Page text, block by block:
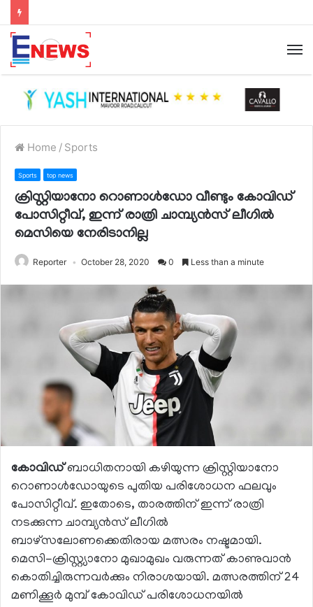
Home / Sports
Sports top news
ക്രിസ്റ്റിയാനോ റൊണാള്‍ഡോ വീണ്ടും കോവിഡ്
പോസിറ്റീവ്, ഇന്ന് രാത്രി ചാമ്പ്യന്‍സ് ലീഗില്‍
മെസിയെ നേരിടാനില്ല
Reporter October 28, 2020 0 Less than a minute
കോവിഡ്ബാധിതനായി കഴിയുന്ന ക്രിസ്റ്റിയാനോ
റൊണാള്‍ഡോയുടെ പുതിയ പരിശോധന ഫലവും
പോസിറ്റീവ്. ഇതോടെ, താരത്തിന് ഇന്ന് രാത്രി
നടക്കുന്ന ചാമ്പ്യന്‍സ് ലീഗില്‍
ബാഴ്‌സലോണക്കെതിരായ മത്സരം നഷ്ടമായി.
മെസി-ക്രിസ്റ്റ്യാനോ മുഖാമുഖം വരുന്നത് കാണുവാന്‍
കൊതിച്ചിരുന്നവര്‍ക്കും നിരാശയായി. മത്സരത്തിന് 24
മണിക്കൂര്‍ മുമ്പ് കോവിഡ് പരിശോധനയില്‍